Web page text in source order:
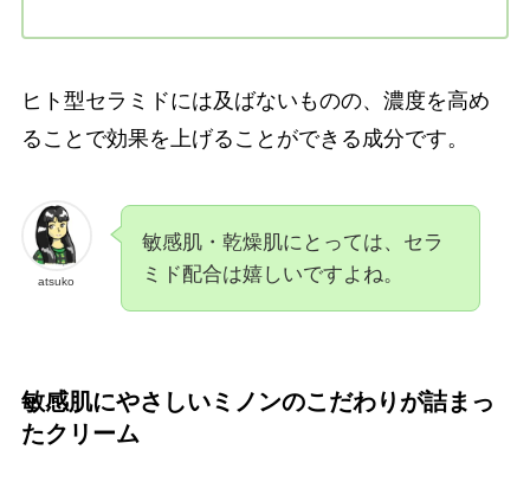
ヒト型セラミドには及ばないものの、濃度を高め
ることで効果を上げることができる成分です。
atsuko
敏感肌・乾燥肌にとっては、セラ
ミド配合は嬉しいですよね。
敏感肌にやさしいミノンのこだわりが詰まっ
たクリーム